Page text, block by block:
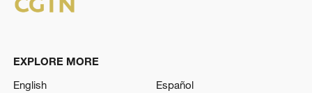
EXPLORE MORE
English
Español